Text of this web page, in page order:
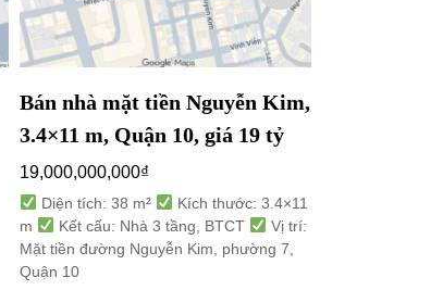
Bán nhà mặt tiền Nguyễn Kim,
3.4×11 m, Quận 10, giá 19 tỷ
19,000,000,000₫
Diện tích: 38 m²
Kích thước: 3.4×11
m
Kết cấu: Nhà 3 tầng, BTCT
Vị trí:
Mặt tiền đường Nguyễn Kim, phường 7,
Quận 10